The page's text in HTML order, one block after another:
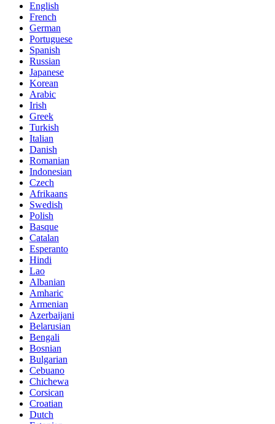
English
French
German
Portuguese
Spanish
Russian
Japanese
Korean
Arabic
Irish
Greek
Turkish
Italian
Danish
Romanian
Indonesian
Czech
Afrikaans
Swedish
Polish
Basque
Catalan
Esperanto
Hindi
Lao
Albanian
Amharic
Armenian
Azerbaijani
Belarusian
Bengali
Bosnian
Bulgarian
Cebuano
Chichewa
Corsican
Croatian
Dutch